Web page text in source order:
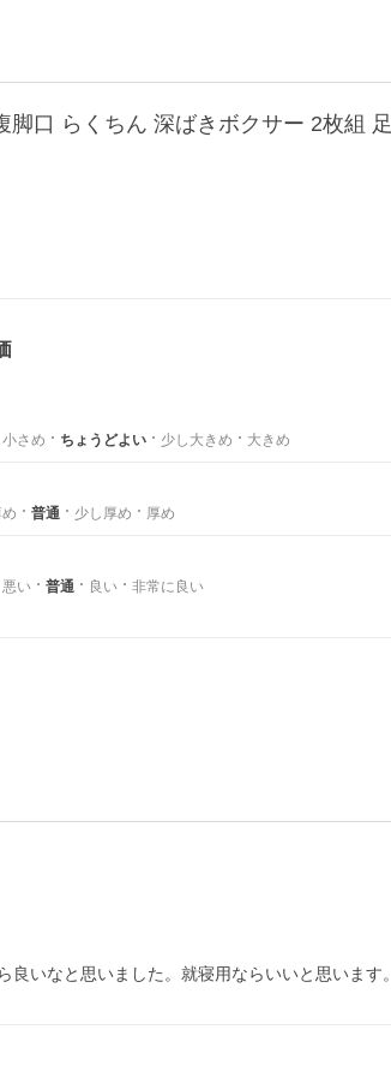
さめ ちょうどよい 少し大きめ 大きめ
普通 少し厚め 厚め
悪い 普通 良い 非常に良い
いなと思いました。就寝用ならいいと思います。